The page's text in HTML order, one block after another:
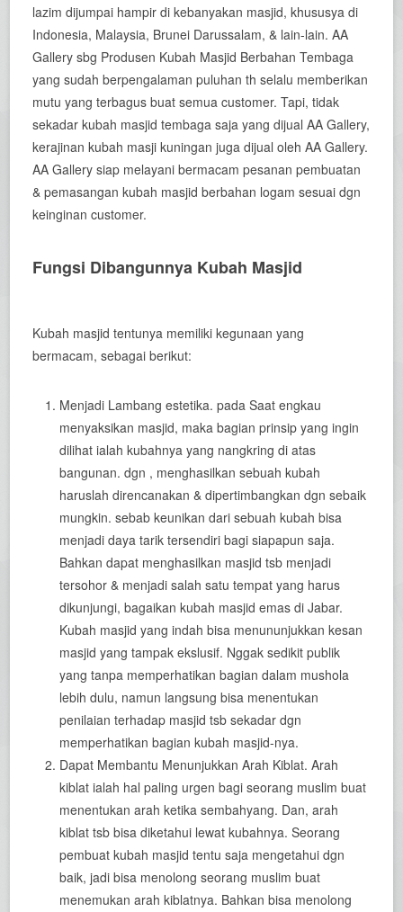
lazim dijumpai hampir di kebanyakan masjid, khususya di
Indonesia, Malaysia, Brunei Darussalam, & lain-lain. AA
Gallery sbg Produsen Kubah Masjid Berbahan Tembaga
yang sudah berpengalaman puluhan th selalu memberikan
mutu yang terbagus buat semua customer. Tapi, tidak
sekadar kubah masjid tembaga saja yang dijual AA Gallery,
kerajinan kubah masji kuningan juga dijual oleh AA Gallery.
AA Gallery siap melayani bermacam pesanan pembuatan
& pemasangan kubah masjid berbahan logam sesuai dgn
keinginan customer.
Fungsi Dibangunnya Kubah Masjid
Kubah masjid tentunya memiliki kegunaan yang
bermacam, sebagai berikut:
Menjadi Lambang estetika. pada Saat engkau
menyaksikan masjid, maka bagian prinsip yang ingin
dilihat ialah kubahnya yang nangkring di atas
bangunan. dgn , menghasilkan sebuah kubah
haruslah direncanakan & dipertimbangkan dgn sebaik
mungkin. sebab keunikan dari sebuah kubah bisa
menjadi daya tarik tersendiri bagi siapapun saja.
Bahkan dapat menghasilkan masjid tsb menjadi
tersohor & menjadi salah satu tempat yang harus
dikunjungi, bagaikan kubah masjid emas di Jabar.
Kubah masjid yang indah bisa menununjukkan kesan
masjid yang tampak ekslusif. Nggak sedikit publik
yang tanpa memperhatikan bagian dalam mushola
lebih dulu, namun langsung bisa menentukan
penilaian terhadap masjid tsb sekadar dgn
memperhatikan bagian kubah masjid-nya.
Dapat Membantu Menunjukkan Arah Kiblat. Arah
kiblat ialah hal paling urgen bagi seorang muslim buat
menentukan arah ketika sembahyang. Dan, arah
kiblat tsb bisa diketahui lewat kubahnya. Seorang
pembuat kubah masjid tentu saja mengetahui dgn
baik, jadi bisa menolong seorang muslim buat
menemukan arah kiblatnya. Bahkan bisa menolong